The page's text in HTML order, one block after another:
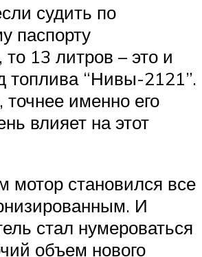
судить по
паспорту
13 литров – это и
топлива “Нивы-2121”.
именно его
влияет на этот
мотор становился все
И
стал нумероваться
объем нового